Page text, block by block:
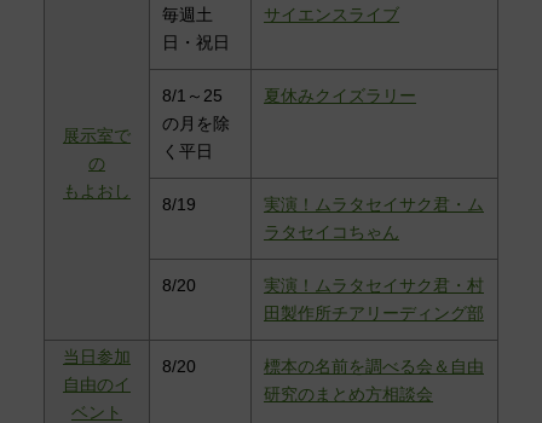
展示室で
の
もよおし
毎週土
日・祝日
サイエンスライブ
8/1～25
の月を除
く平日
夏休みクイズラリー
8/19
実演！ムラタセイサク君・ム
ラタセイコちゃん
8/20
実演！ムラタセイサク君・村
田製作所チアリーディング部
当日参加
自由のイ
ベント
8/20
標本の名前を調べる会＆自由
研究のまとめ方相談会